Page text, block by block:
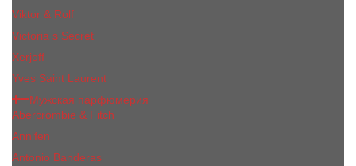
Viktor & Rolf
Victoria s Secret
Xerjoff
Yves Saint Laurent
Мужская парфюмерия
Abercrombie & Fitch
Annifen
Antonio Banderas